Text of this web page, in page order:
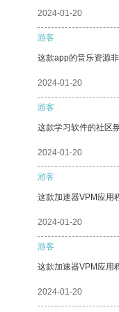
2024-01-20
游客
这款app的音乐资源
2024-01-20
游客
这款学习软件的社区
2024-01-20
游客
这款加速器VPM应用
2024-01-20
游客
这款加速器VPM应用
2024-01-20